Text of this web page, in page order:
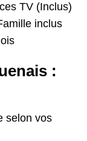
TV (Inclus)
inclus
:
selon vos